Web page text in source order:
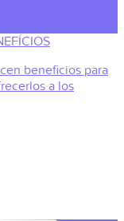
beneficios para
a los